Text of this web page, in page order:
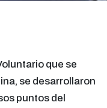
que se
se desarrollaron
puntos del